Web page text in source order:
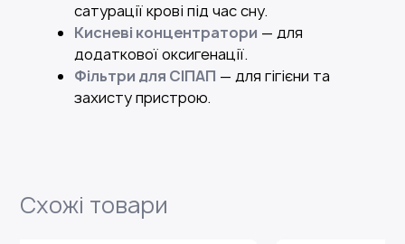
сатурації крові під час сну.
Кисневі концентратори — для
додаткової оксигенації.
Фільтри для СІПАП — для гігієни та
захисту пристрою.
Схожі товари